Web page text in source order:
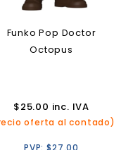
Funko Pop Doctor
Octopus
$25.00 inc. IVA
oferta al contado)
PVP:$27.00